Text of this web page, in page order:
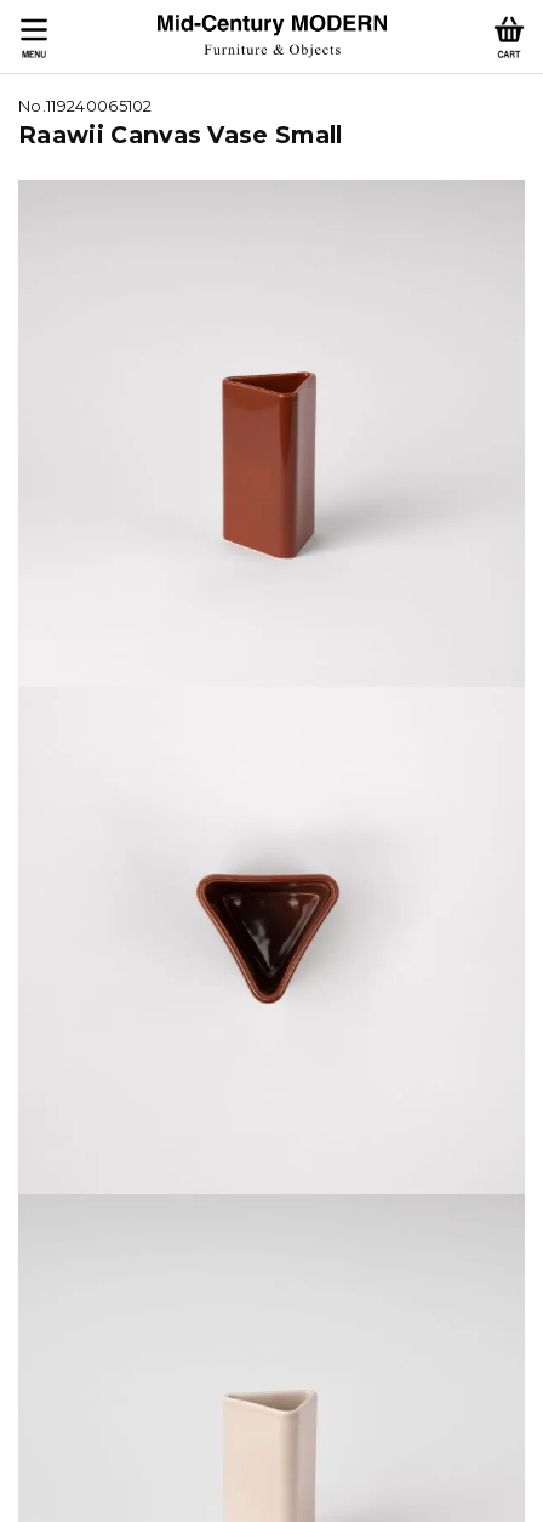
No.119240065102
Raawii Canvas Vase Small